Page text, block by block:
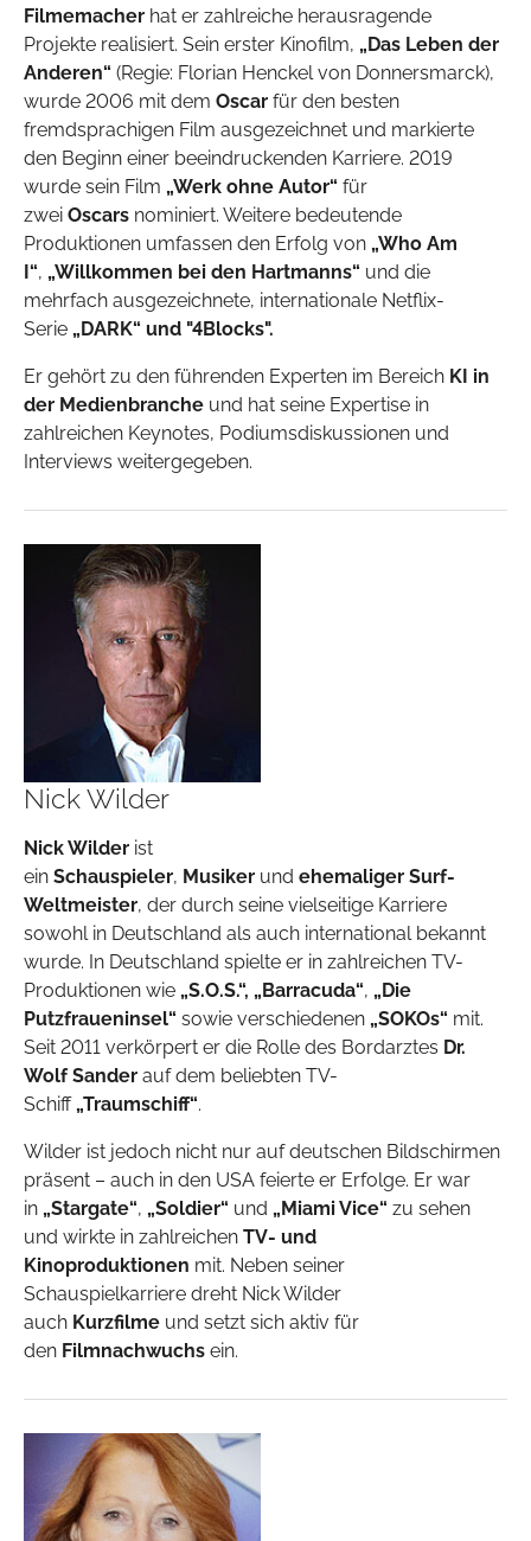
Filmemacher hat er zahlreiche herausragende
Projekte realisiert. Sein erster Kinofilm, „Das Leben der
Anderen“ (Regie: Florian Henckel von Donnersmarck),
wurde 2006 mit dem Oscar für den besten
fremdsprachigen Film ausgezeichnet und markierte
den Beginn einer beeindruckenden Karriere. 2019
wurde sein Film „Werk ohne Autor“ für
zwei Oscars nominiert. Weitere bedeutende
Produktionen umfassen den Erfolg von „Who Am
I“, „Willkommen bei den Hartmanns“ und die
mehrfach ausgezeichnete, internationale Netflix-
Serie „DARK“ und "4Blocks".
Er gehört zu den führenden Experten im Bereich KI in
der Medienbranche und hat seine Expertise in
zahlreichen Keynotes, Podiumsdiskussionen und
Interviews weitergegeben.
Nick Wilder
Nick Wilder ist
ein Schauspieler, Musiker und ehemaliger Surf-
Weltmeister, der durch seine vielseitige Karriere
sowohl in Deutschland als auch international bekannt
wurde. In Deutschland spielte er in zahlreichen TV-
Produktionen wie „S.O.S.“, „Barracuda“, „Die
Putzfraueninsel“ sowie verschiedenen „SOKOs“ mit.
Seit 2011 verkörpert er die Rolle des Bordarztes Dr.
Wolf Sander auf dem beliebten TV-
Schiff „Traumschiff“.
Wilder ist jedoch nicht nur auf deutschen Bildschirmen
präsent – auch in den USA feierte er Erfolge. Er war
in „Stargate“, „Soldier“ und „Miami Vice“ zu sehen
und wirkte in zahlreichen TV- und
Kinoproduktionen mit. Neben seiner
Schauspielkarriere dreht Nick Wilder
auch Kurzfilme und setzt sich aktiv für
den Filmnachwuchs ein.